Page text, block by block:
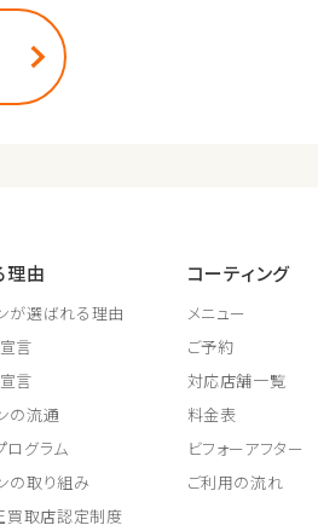
理由
が選ばれる理由
言
言
の流通
ログラム
の取り組み
買取店認定制度
コーティング
メニュー
ご予約
対応店舗一覧
料金表
ビフォーアフター
ご利用の流れ